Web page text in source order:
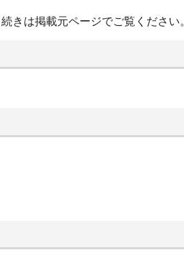
きは掲載元ページでご覧ください。